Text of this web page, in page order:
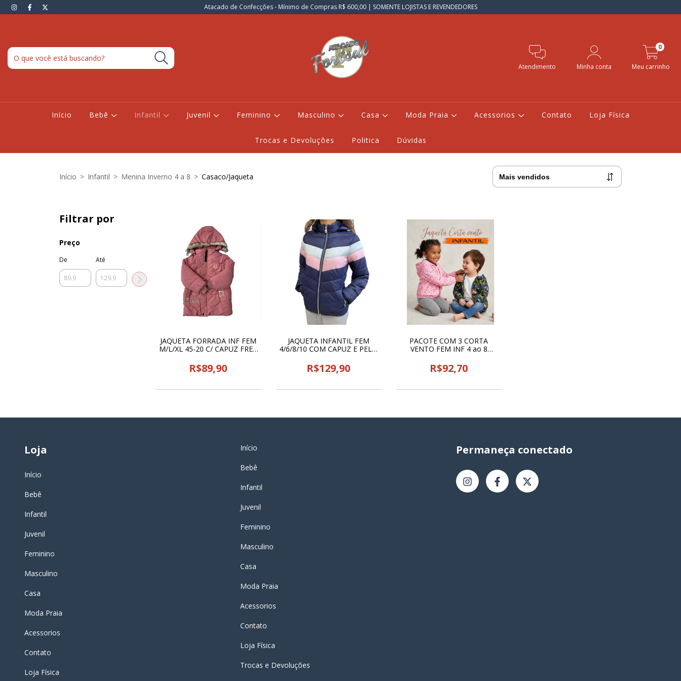
Atacado de Confecções - Mínimo de Compras R$ 600,00 | SOMENTE LOJISTAS E REVENDEDORES
Atendimento Minha conta Meu carrinho
0
Início Bebê Infantil Juvenil Feminino Masculino Casa Moda Praia Acessorios Contato Loja Física
Trocas e Devoluções Politica Dúvidas
Início > Infantil > Menina Inverno 4 a 8 > Casaco/Jaqueta
Filtrar por
Preço
De Até
JAQUETA FORRADA INF FEM
M/L/XL 45-20 C/ CAPUZ FREE
R$89,90
JAQUETA INFANTIL FEM
4/6/8/10 COM CAPUZ E PELO
R$129,90
PACOTE COM 3 CORTA
VENTO FEM INF 4 ao 8
R$92,70
Loja
Início
Bebê
Infantil
Juvenil
Feminino
Masculino
Casa
Moda Praia
Acessorios
Contato
Loja Física
Início
Bebê
Infantil
Juvenil
Feminino
Masculino
Casa
Moda Praia
Acessorios
Contato
Loja Física
Trocas e Devoluções
Permaneça conectado